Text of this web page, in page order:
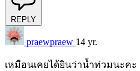
REPLY
praewpraew 14 yr.
เหมือนเคยได้ยินว่าน้ำท่วมนะคะ